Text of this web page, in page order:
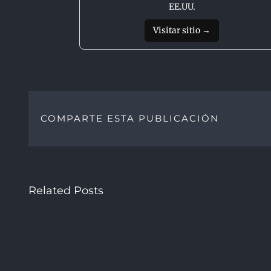
EE.UU.
Visitar sitio →
COMPARTE ESTA PUBLICACIÓN
Related Posts